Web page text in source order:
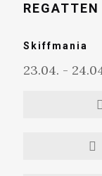
Skiffmania
23.04. -